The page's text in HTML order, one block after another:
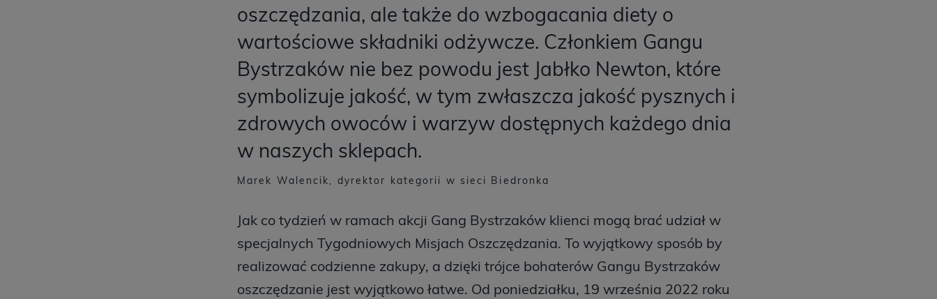
oszczędzania, ale także do wzbogacania diety o
wartościowe składniki odżywcze. Członkiem Gangu
Bystrzaków nie bez powodu jest Jabłko Newton, które
symbolizuje jakość, w tym zwłaszcza jakość pysznych i
zdrowych owoców i warzyw dostępnych każdego dnia
w naszych sklepach.
Marek Walencik, dyrektor kategorii w sieci Biedronka
Jak co tydzień w ramach akcji Gang Bystrzaków klienci mogą brać udział w
specjalnych Tygodniowych Misjach Oszczędzania. To wyjątkowy sposób by
realizować codzienne zakupy, a dzięki trójce bohaterów Gangu Bystrzaków
oszczędzanie jest wyjątkowo łatwe. Od poniedziałku, 19 września 2022 roku